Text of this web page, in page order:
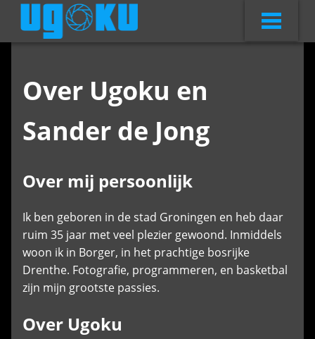
Over Ugoku en
Sander de Jong
Over mij persoonlijk
Ik ben geboren in de stad Groningen en heb daar
ruim 35 jaar met veel plezier gewoond. Inmiddels
woon ik in Borger, in het prachtige bosrijke
Drenthe. Fotografie, programmeren, en basketbal
zijn mijn grootste passies.
Over Ugoku